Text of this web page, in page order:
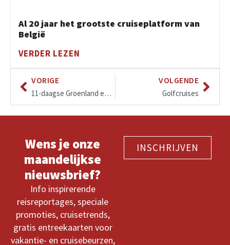
Al 20 jaar het grootste cruiseplatform van
België
VERDER LEZEN
VORIGE
11-daagse Groenland expeditie
VOLGENDE
Golfcruises
Wens je onze
maandelijkse
nieuwsbrief?
Info inspirerende
reisreportages, speciale
promoties, cruisetrends,
gratis entreekaarten voor
vakantie- en cruisebeurzen,
INSCHRIJVEN